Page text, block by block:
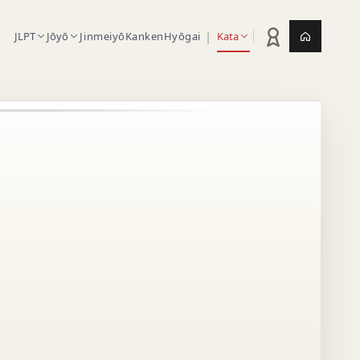
JLPT Jōyō JinmeiyōKankenHyōgai | Kata Statistik latihan